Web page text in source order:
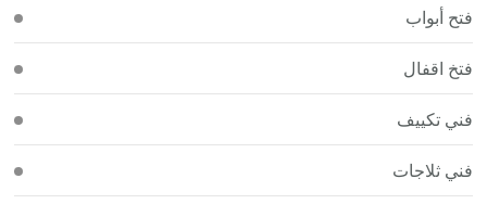
فتح أبواب
فتخ اقفال
فني تكييف
فني ثلاجات